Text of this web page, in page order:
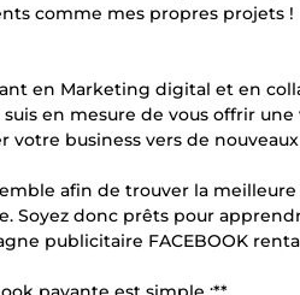
comme mes propres projets !
en Marketing digital et en
en mesure de vous offrir
business vers de
afin de trouver la
donc prêts pour
publicitaire FACEBOOK